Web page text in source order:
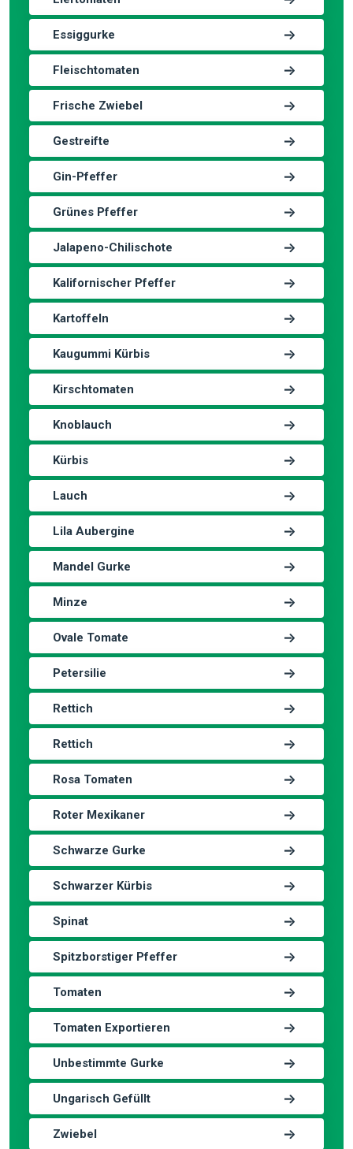
Essiggurke
Fleischtomaten
Frische Zwiebel
Gestreifte
Gin-Pfeffer
Grünes Pfeffer
Jalapeno-Chilischote
Kalifornischer Pfeffer
Kartoffeln
Kaugummi Kürbis
Kirschtomaten
Knoblauch
Kürbis
Lauch
Lila Aubergine
Mandel Gurke
Minze
Ovale Tomate
Petersilie
Rettich
Rettich
Rosa Tomaten
Roter Mexikaner
Schwarze Gurke
Schwarzer Kürbis
Spinat
Spitzborstiger Pfeffer
Tomaten
Tomaten Exportieren
Unbestimmte Gurke
Ungarisch Gefüllt
Zwiebel